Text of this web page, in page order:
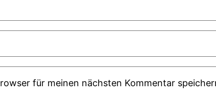
für meinen nächsten Kommentar